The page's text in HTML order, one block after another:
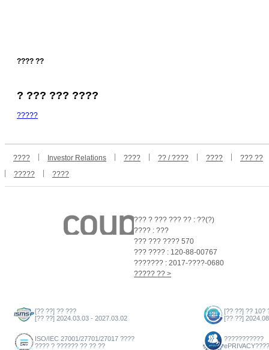
???? ??
? ??? ??? ????
?????
???? Investor Relations ???? ?? / ???? ????
??? ??
?????
????
??? ? ??? ??? ?? : ??(?)
???? : ???
??? ??? ???? 570
??? ???? : 120-88-00767
??????? : 2017-????-0680
????? ?? >
[?? ??] ?? ???
[?? ??] 2024.03.03 - 2027.03.02
[?? ??] ?? 10?
[?? ??]
ISO/IEC 27001/27701/27017 ????
???? ? ?????? ?? ?? ??
???????????
ePRIVACY????